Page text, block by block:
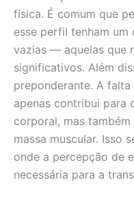
física. É comum que
esse perfil tenham
vazias — aquelas que
significativos. Além
preponderante. A
apenas contribui para
corporal, mas
massa muscular. Isso
onde a percepção de
necessária para a